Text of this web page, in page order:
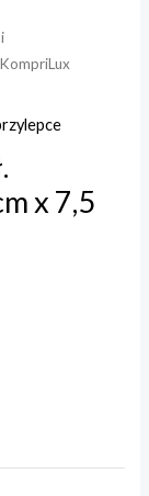
x 7,5